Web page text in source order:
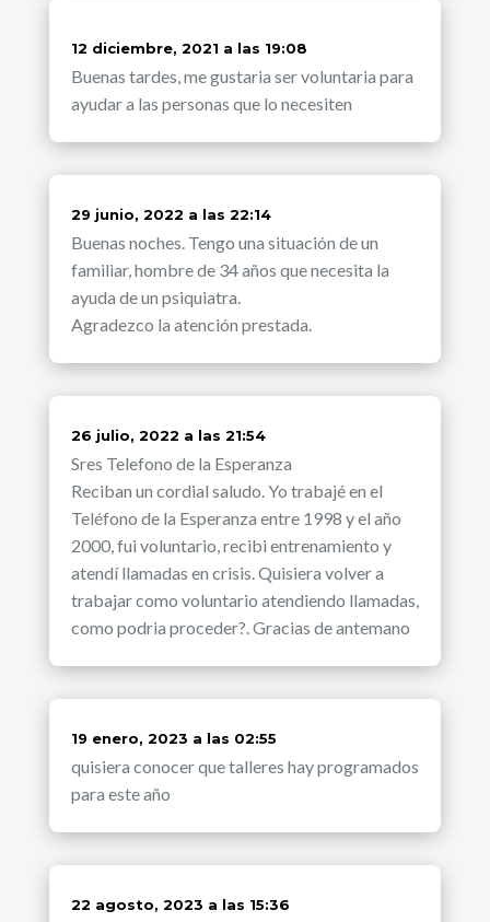
dice:
12 diciembre, 2021 a las 19:08
Buenas tardes, me gustaria ser voluntaria para
ayudar a las personas que lo necesiten
dice:
29 junio, 2022 a las 22:14
Buenas noches. Tengo una situación de un
familiar, hombre de 34 años que necesita la
ayuda de un psiquiatra.
Agradezco la atención prestada.
dice:
26 julio, 2022 a las 21:54
Sres Telefono de la Esperanza
Reciban un cordial saludo. Yo trabajé en el
Teléfono de la Esperanza entre 1998 y el año
2000, fui voluntario, recibi entrenamiento y
atendí llamadas en crisis. Quisiera volver a
trabajar como voluntario atendiendo llamadas,
como podria proceder?. Gracias de antemano
dice:
19 enero, 2023 a las 02:55
quisiera conocer que talleres hay programados
para este año
dice:
22 agosto, 2023 a las 15:36